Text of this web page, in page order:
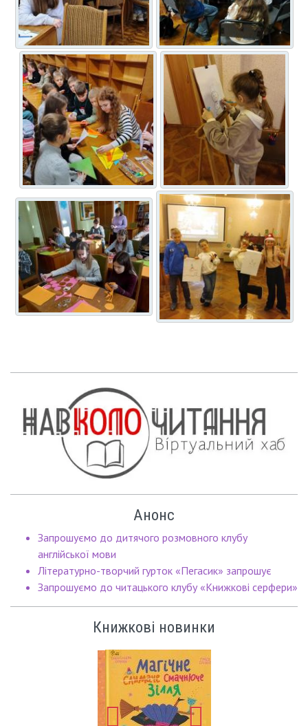
Анонс
Запрошуємо до дитячого розмовного клубу
англійської мови
Літературно-творчий гурток «Пегасик» запрошує
Запрошуємо до читацького клубу «Книжкові серфери»
Книжкові новинки